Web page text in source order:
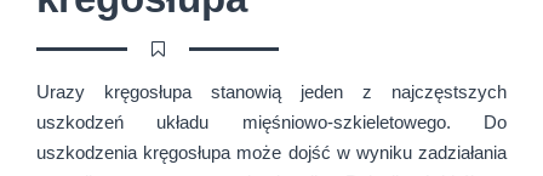
Urazy kręgosłupa stanowią jeden z najczęstszych
uszkodzeń układu mięśniowo-szkieletowego. Do
uszkodzenia kręgosłupa może dojść w wyniku zadziałania